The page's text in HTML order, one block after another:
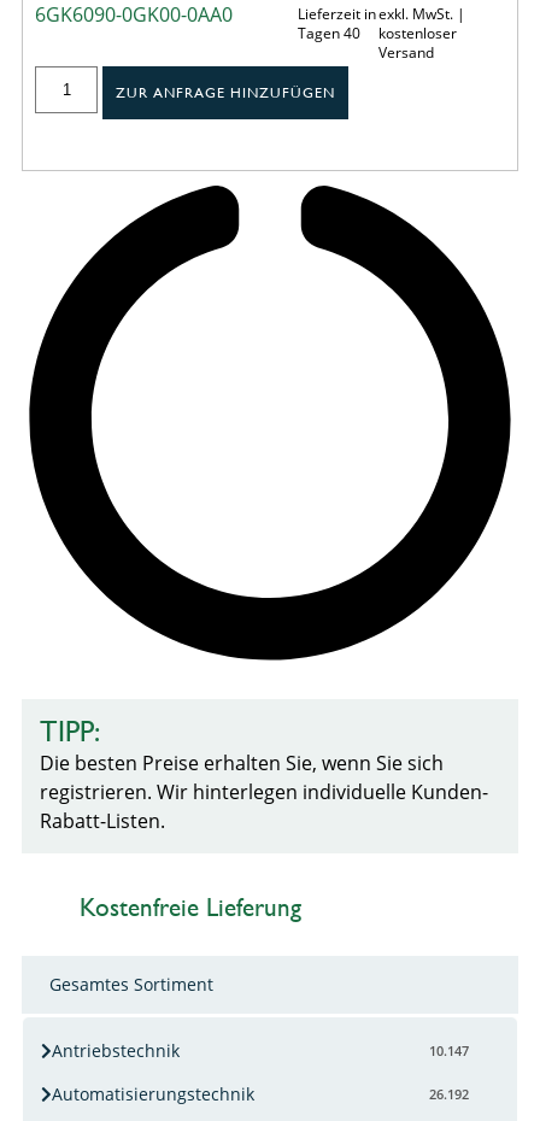
TIPP:
Die besten Preise erhalten Sie, wenn Sie sich
registrieren. Wir hinterlegen individuelle Kunden-
Rabatt-Listen.
Kostenfreie Lieferung
Gesamtes Sortiment
Antriebstechnik 10.147
Automatisierungstechnik 26.192
6GK6090-0GK00-0AA0
Lieferzeit in
Tagen 40
exkl. MwSt. |
kostenloser
Versand
ZUR ANFRAGE HINZUFÜGEN